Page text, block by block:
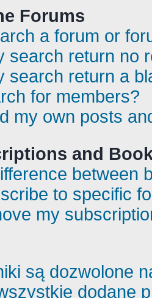
Forums
a forum or
search return no
search return a
for members?
my own posts
and
between
to specific
my
są dozwolone
dodane